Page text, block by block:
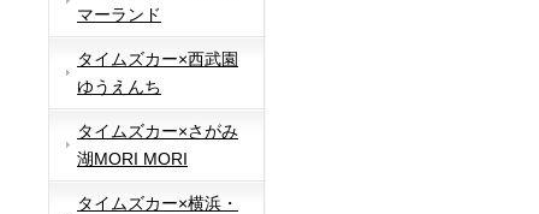
マーランド
タイムズカー×西武園
ゆうえんち
タイムズカー×さがみ
湖MORI MORI
タイムズカー×横浜・